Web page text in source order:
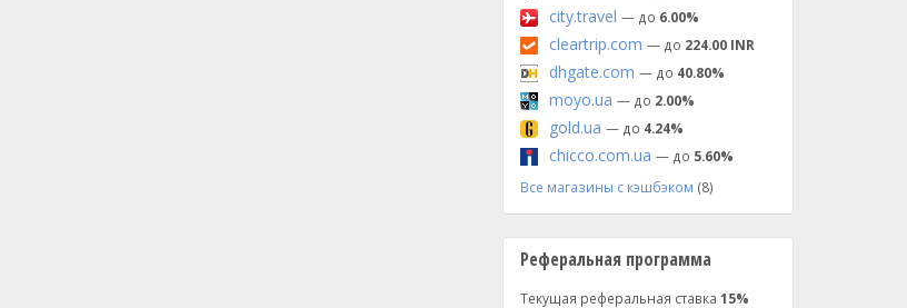
city.travel — до 6.00%
cleartrip.com — до 224.00 INR
dhgate.com — до 40.80%
moyo.ua — до 2.00%
gold.ua — до 4.24%
chicco.com.ua — до 5.60%
Все магазины с кэшбэком (8)
Реферальная программа
Текущая реферальная ставка 15%